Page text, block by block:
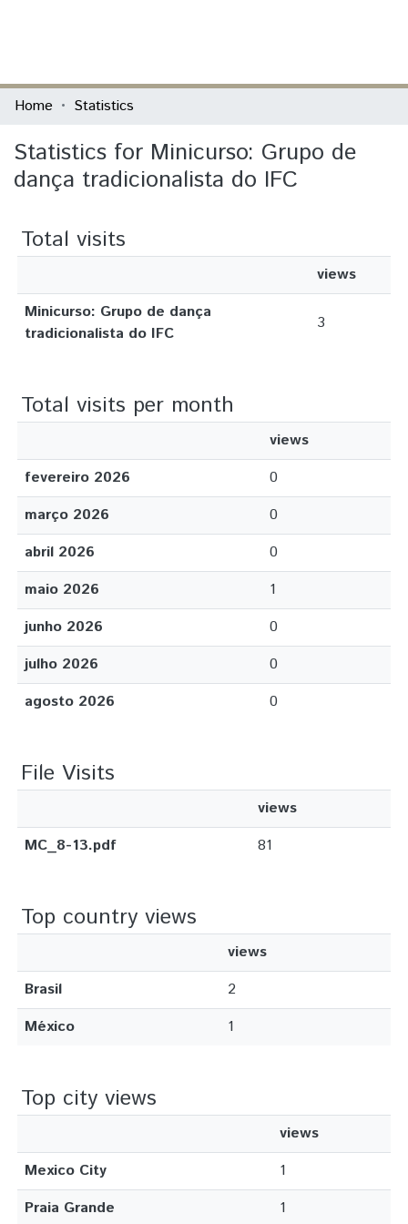
Communities & Collections
All of DSpace
Home Statistics
Statistics for Minicurso: Grupo de
dança tradicionalista do IFC
Total visits
views
Minicurso: Grupo de dança
tradicionalista do IFC
3
Total visits per month
views
fevereiro 2026
0
março 2026
0
abril 2026
0
maio 2026
1
junho 2026
0
julho 2026
0
agosto 2026
0
File Visits
views
MC_8-13.pdf
81
Top country views
views
Brasil
2
México
1
Top city views
views
Mexico City
1
Praia Grande
1